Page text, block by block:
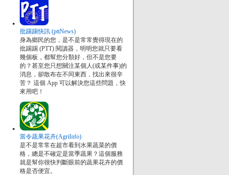
批踢踢快訊 (pttNews)
身為鄉民的您，是不是常常覺得現在的
批踢踢 (PTT) 閱讀器，明明您就只要看
幾個板，都幫您分類好，但不是您要
的？甚至您只想關注某個人(或某件事)的
消息，卻散布在不同東西，找出來很辛
苦？ 這個 App 可以解決您這些問題，快
來用吧！
當令蔬果花卉(AgriInfo)
是不是常常在超市看到水果蔬菜的價
格，總是不確定是當季蔬果？這個服務
就是幫你很快判斷眼前的蔬果花卉的價
格是否便宜。